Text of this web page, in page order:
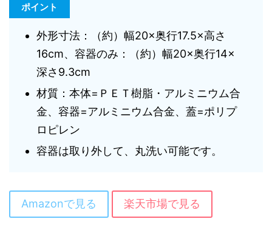
ポイント
外形寸法：（約）幅20×奥行17.5×高さ
16cm、容器のみ：（約）幅20×奥行14×
深さ9.3cm
材質：本体=ＰＥＴ樹脂・アルミニウム合
金、容器=アルミニウム合金、蓋=ポリプ
ロピレン
容器は取り外して、丸洗い可能です。
Amazonで見る 楽天市場で見る